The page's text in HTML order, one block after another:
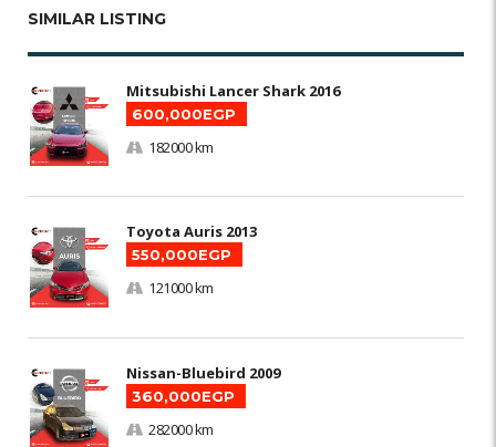
SIMILAR LISTING
Mitsubishi Lancer Shark 2016
600,000EGP
182000 km
Toyota Auris 2013
550,000EGP
121000 km
Nissan-Bluebird 2009
360,000EGP
282000 km